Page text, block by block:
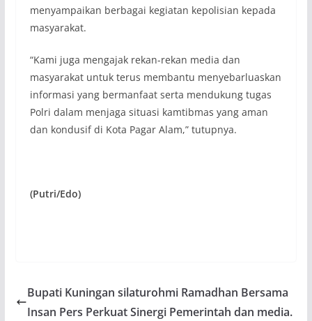
menyampaikan berbagai kegiatan kepolisian kepada
masyarakat.
“Kami juga mengajak rekan-rekan media dan
masyarakat untuk terus membantu menyebarluaskan
informasi yang bermanfaat serta mendukung tugas
Polri dalam menjaga situasi kamtibmas yang aman
dan kondusif di Kota Pagar Alam,” tutupnya.
(Putri/Edo)
Bupati Kuningan silaturohmi Ramadhan Bersama
Insan Pers Perkuat Sinergi Pemerintah dan media.